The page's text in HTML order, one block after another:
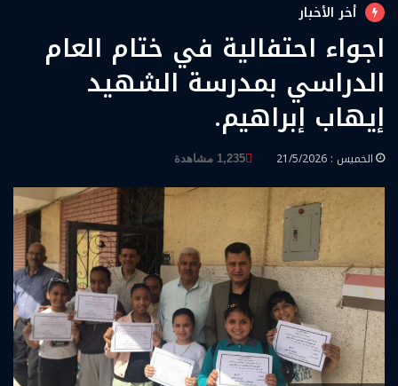
أخر الأخبار
اجواء احتفالية في ختام العام
الدراسي بمدرسة الشهيد
إيهاب إبراهيم.
الخميس : 21/5/2026 1,235 مشاهدة